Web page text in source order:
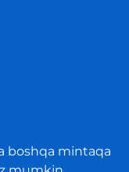
boshqa mintaqa